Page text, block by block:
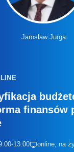
Jarosław Jurga
finansów
13:00 online, na